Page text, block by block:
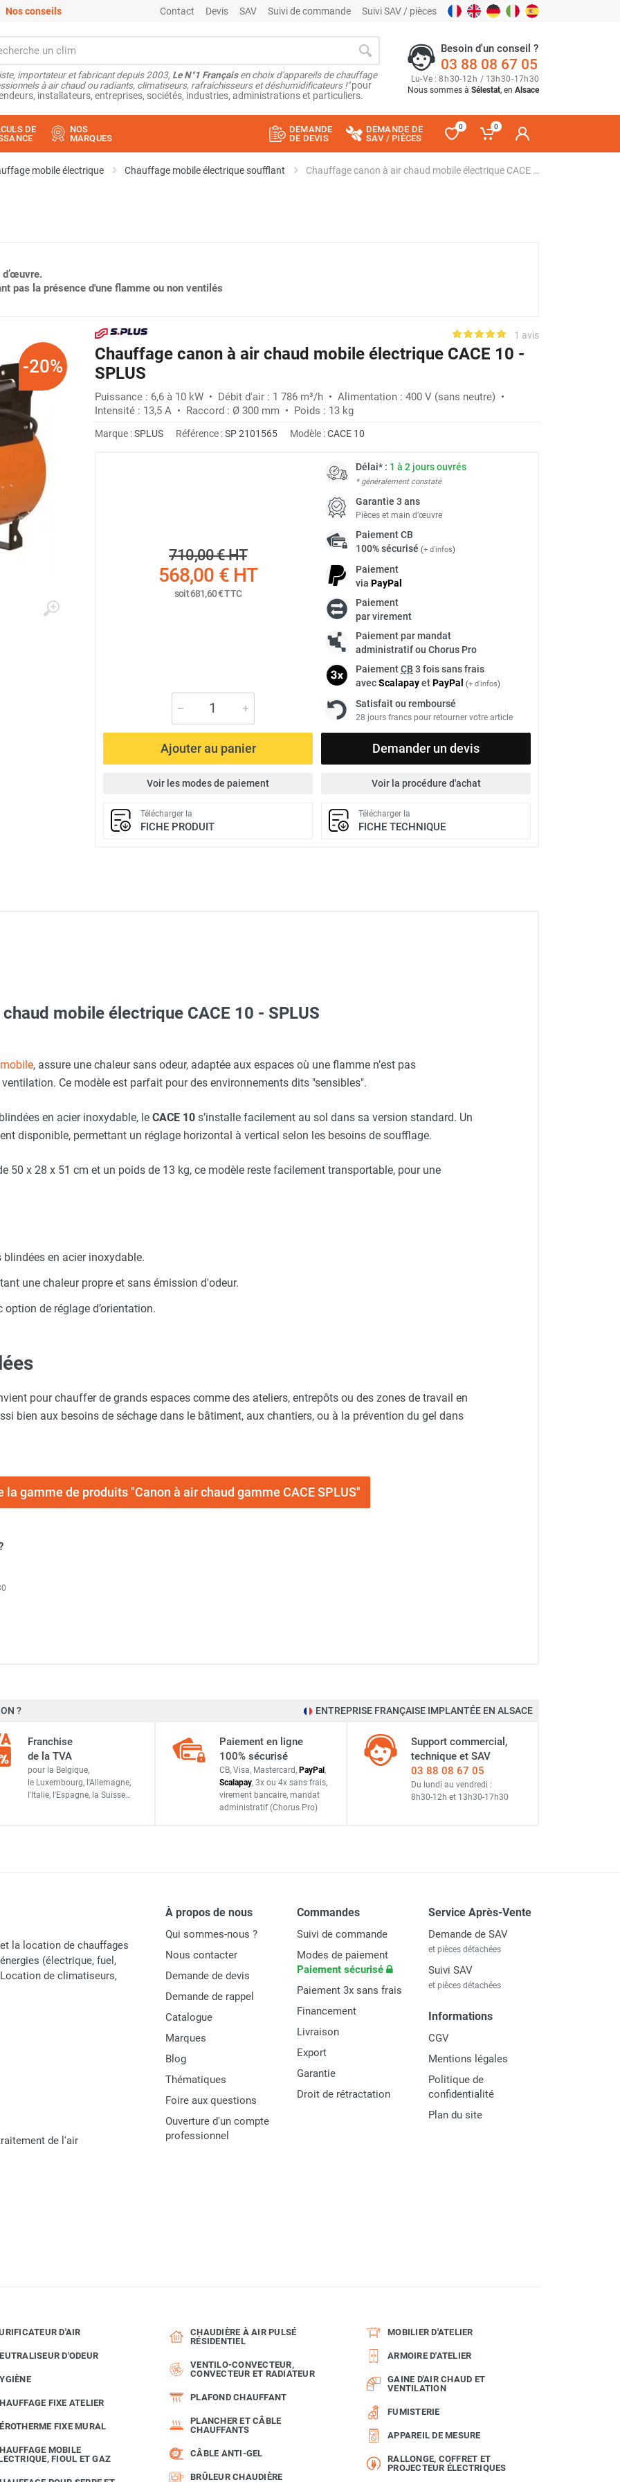
Nos conseils Contact Devis SAV Suivi de commande Suivi SAV / pièces
importateur et fabricant depuis 2003, Le N°1 Françaisen choix d'appareils de chauffage
à air chaud ou radiants, climatiseurs, rafraîchisseurs et déshumidificateurs !"pour
installateurs, entreprises, sociétés, industries, administrations et particuliers.
Besoin d'un conseil ?
03 88 08 67 05
Lu-Ve : 8h30-12h / 13h30-17h30
Nous sommes à Sélestat, en Alsace
DE
NOS
MARQUES
DEMANDE
DE DEVIS
DEMANDE DE
SAV / PIÈCES
0 0
mobile électrique Chauffage mobile électrique soufflant Chauffage canon à air chaud mobile électrique CACE 10 - SPLUS
pas la présence d'une flamme ou non ventilés
-20%
1 avis
Chauffage canon à air chaud mobile électrique CACE 10 -
SPLUS
Puissance : 6,6 à 10 kW • Débit d'air : 1 786 m³/h • Alimentation : 400 V (sans neutre) •
Intensité : 13,5 A • Raccord : Ø 300 mm • Poids : 13 kg
Marque :SPLUS Référence :SP 2101565 Modèle :CACE 10
710,00 €HT
568,00 €HT
soit681,60 €TTC
Délai* : 1 à 2 jours ouvrés
* généralement constaté
Garantie 3 ans
Pièces et main d’œuvre
PaiementCB
100% sécurisé (+ d'infos)
Paiement
via PayPal
Paiement
par virement
Paiement par mandat
administratif ou Chorus Pro
PaiementCB 3 fois sans frais
avecScalapayetPayPal (+ d'infos)
Satisfait ou remboursé
28 jours francs pour retourner votre article
Ajouter au panier Demander un devis
Voir les modes de paiement Voir la procédure d'achat
Télécharger la
FICHE PRODUIT
Télécharger la
FICHE TECHNIQUE
NF - M1 VTR Haute température - Pour ERP - Diam 310 mm - Long 10 m - SEMA
gaine - Ø 300 mm - SPLUS
pour rallonge - HEATCOM
M - HUSQVARNA
tête réglable - HUSQVARNA
S - HUSQVARNA
mobile électrique CACE 10 - SPLUS
, assure une chaleur sans odeur, adaptée aux espaces où une flamme n’est pas
Ce modèle est parfait pour des environnements dits "sensibles".
en acier inoxydable, le CACE 10 s’installe facilement au sol dans sa version standard. Un
disponible, permettant un réglage horizontal à vertical selon les besoins de soufflage.
50 x 28 x 51 cm et un poids de 13 kg, ce modèle reste facilement transportable, pour une
en acier inoxydable.
une chaleur propre et sans émission d'odeur.
de réglage d’orientation.
pour chauffer de grands espaces comme des ateliers, entrepôts ou des zones de travail en
bien aux besoins de séchage dans le bâtiment, aux chantiers, ou à la prévention du gel dans
la gamme de produits "Canon à air chaud gamme CACE SPLUS"
1 500 m³/h (à 15°C) et 1 786 m³/h (à 70°C)
48,3°C
400 V/13,5 A (sans neutre)
CACE 10
électrique CACE 10 - SPLUS
électrique CACE 3 - SPLUS
? ENTREPRISE FRANÇAISE IMPLANTÉE EN ALSACE
Franchise
de la TVA
pour la Belgique,
le Luxembourg, l'Allemagne,
l'Italie, l'Espagne, la Suisse…
Paiement en ligne
100% sécurisé
CB, Visa, Mastercard, PayPal ,
Scalapay, 3x ou 4x sans frais,
virement bancaire, mandat
administratif (Chorus Pro)
Support commercial,
technique et SAV
03 88 08 67 05
Du lundi au vendredi :
8h30-12h et 13h30-17h30
la location de chauffages
(électrique, fuel,
de climatiseurs,
de l'air
À propos de nous
Qui sommes-nous ?
Nous contacter
Demande de devis
Demande de rappel
Catalogue
Marques
Blog
Thématiques
Foire aux questions
Ouverture d'un compte
professionnel
Commandes
Suivi de commande
Modes de paiement
Paiement sécurisé
Paiement 3x sans frais
Financement
Livraison
Export
Garantie
Droit de rétractation
Service Après-Vente
Demande de SAV
et pièces détachées
Suivi SAV
et pièces détachées
Informations
CGV
Mentions légales
Politique de
confidentialité
Plan du site
D'AIR
D'ODEUR
FIXE ATELIER
FIXE MURAL
MOBILE
FIOUL ET GAZ
CHAUDIÈRE À AIR PULSÉ
RÉSIDENTIEL
VENTILO-CONVECTEUR,
CONVECTEUR ET RADIATEUR
PLAFOND CHAUFFANT
PLANCHER ET CÂBLE
CHAUFFANTS
CÂBLE ANTI-GEL
BRÛLEUR CHAUDIÈRE
MOBILIER D'ATELIER
ARMOIRE D'ATELIER
GAINE D'AIR CHAUD ET
VENTILATION
FUMISTERIE
APPAREIL DE MESURE
RALLONGE, COFFRET ET
PROJECTEUR ÉLECTRIQUES